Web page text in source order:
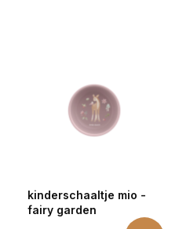
kinderschaaltje mio -
fairy garden